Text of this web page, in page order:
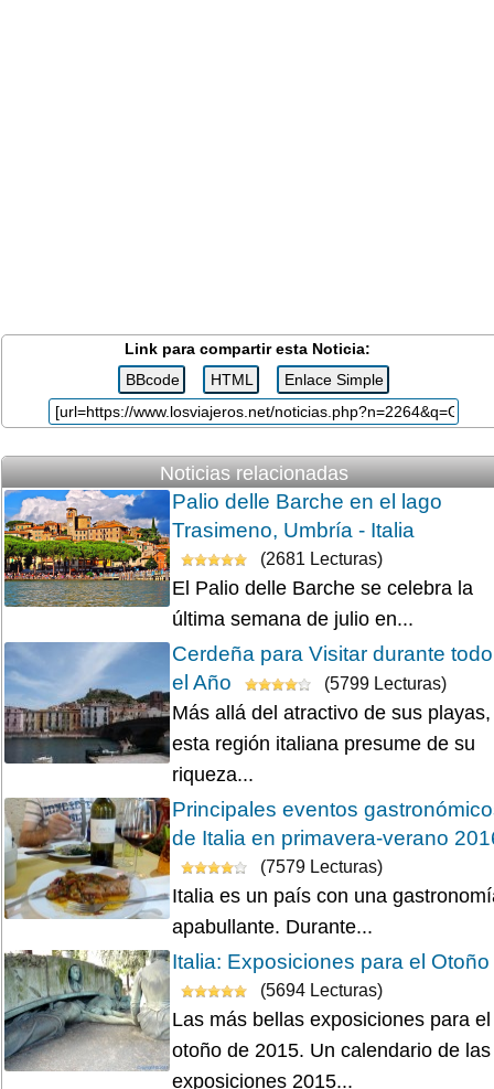
Link para compartir esta Noticia:
Noticias relacionadas
Palio delle Barche en el lago
Trasimeno, Umbría - Italia
(2681 Lecturas)
El Palio delle Barche se celebra la
última semana de julio en...
Cerdeña para Visitar durante todo
el Año
(5799 Lecturas)
Más allá del atractivo de sus playas,
esta región italiana presume de su
riqueza...
Principales eventos
de Italia en primavera-verano
(7579 Lecturas)
Italia es un país con una
apabullante. Durante...
Italia: Exposiciones para el Otoño
(5694 Lecturas)
Las más bellas exposiciones para el
otoño de 2015. Un calendario de las
exposiciones 2015...